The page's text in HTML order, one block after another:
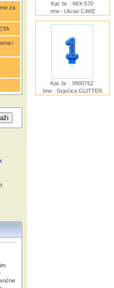
za
i
Kat. br. : MIX-570
Ime : Ukras CAKE
Silver
Kat. br. : 9900762
Ime : Svjećica GLITTER